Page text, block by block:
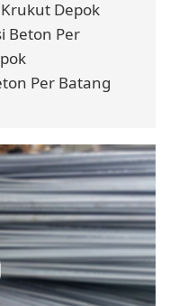
Depok
Beton Per
Per Batang